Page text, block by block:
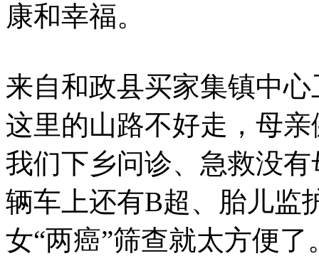
康和幸福。
来自和政县买家集镇中
这里的山路不好走，母
我们下乡问诊、急救没
辆车上还有B超、胎儿监
女“两癌”筛查就太方便了